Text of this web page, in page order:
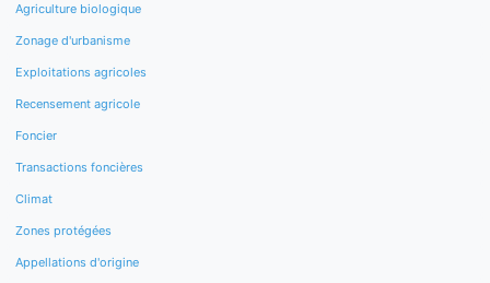
Agriculture biologique
Zonage d'urbanisme
Exploitations agricoles
Recensement agricole
Foncier
Transactions foncières
Climat
Zones protégées
Appellations d'origine